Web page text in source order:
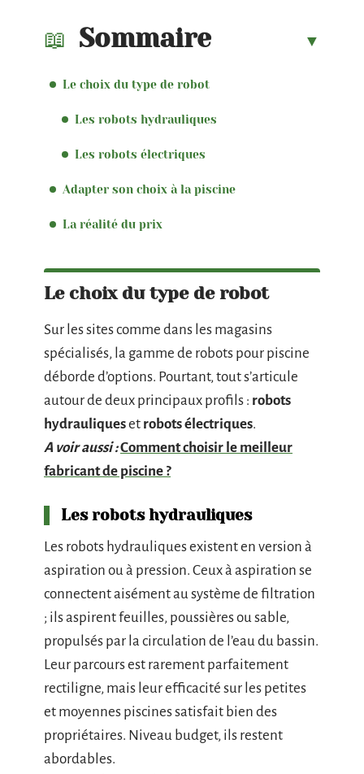
Sommaire
Le choix du type de robot
Les robots hydrauliques
Les robots électriques
Adapter son choix à la piscine
La réalité du prix
Le choix du type de robot
Sur les sites comme dans les magasins
spécialisés, la gamme de robots pour piscine
déborde d’options. Pourtant, tout s’articule
autour de deux principaux profils : robots
hydrauliqueset robots électriques.
A voir aussi :Comment choisir le meilleur
fabricant de piscine ?
Les robots hydrauliques
Les robots hydrauliques existent en version à
aspiration ou à pression. Ceux à aspiration se
connectent aisément au système de filtration
; ils aspirent feuilles, poussières ou sable,
propulsés par la circulation de l’eau du bassin.
Leur parcours est rarement parfaitement
rectiligne, mais leur efficacité sur les petites
et moyennes piscines satisfait bien des
propriétaires. Niveau budget, ils restent
abordables.